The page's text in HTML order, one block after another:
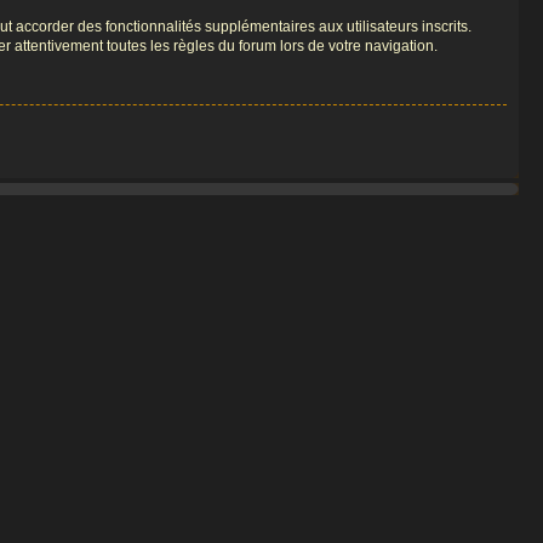
accorder des fonctionnalités supplémentaires aux utilisateurs inscrits.
attentivement toutes les règles du forum lors de votre navigation.